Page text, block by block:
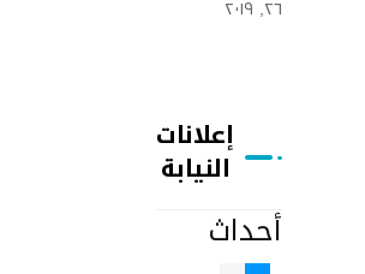
٢٦, ٢٠١٩
إعلانات
النيابة
أحداث